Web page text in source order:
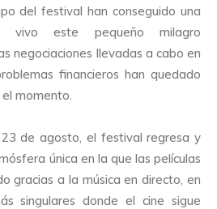
del festival han conseguido una
vivo este pequeño milagro
negociaciones llevadas a cabo en
financieros han quedado
momento.
de agosto, el festival regresa y
única en la que las películas
gracias a la música en directo, en
singulares donde el cine sigue